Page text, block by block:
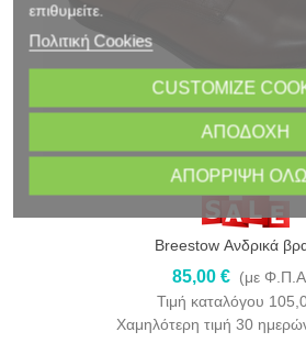
Breestow Ανδρικά
85,00 € (με
Τιμή καταλόγου
Χαμηλότερη τιμή 30
επιθυμείτε.
Πολιτική Cookies
CUSTOMIZE
ΑΠΌΡΡΙΨΗ
ΑΠΟΔΟΧΉ